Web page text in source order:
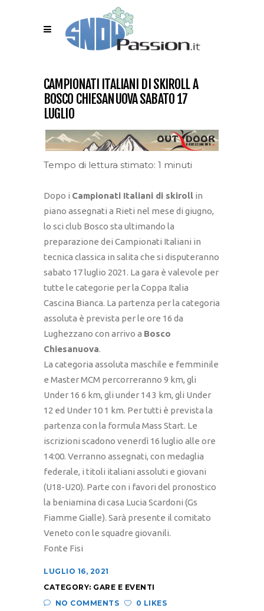
CAMPIONATI ITALIANI DI SKIROLL A
BOSCO CHIESANUOVA SABATO 17
LUGLIO
Tempo di lettura stimato: 1 minuti
Dopo i Campionati Italiani di skiroll in
piano assegnati a Rieti nel mese di giugno,
lo sci club Bosco sta ultimando la
preparazione dei Campionati Italiani in
tecnica classica in salita che si disputeranno
sabato 17 luglio 2021. La gara è valevole per
tutte le categorie per la Coppa Italia
Cascina Bianca. La partenza per la categoria
assoluta è prevista per le ore 16 da
Lughezzano con arrivo a Bosco
Chiesanuova.
La categoria assoluta maschile e femminile
e Master MCM percorreranno 9 km, gli
Under 16 6 km, gli under 14 3 km, gli Under
12 ed Under 10 1 km. Per tutti è prevista la
partenza con la formula Mass Start. Le
iscrizioni scadono venerdì 16 luglio alle ore
14:00. Verranno assegnati, con medaglia
federale, i titoli italiani assoluti e giovani
(U18-U20). Parte con i favori del pronostico
la beniamina di casa Lucia Scardoni (Gs
Fiamme Gialle). Sarà presente il comitato
Veneto con le squadre giovanili.
Fonte Fisi
LUGLIO 16, 2021
CATEGORY: GARE E EVENTI
NO COMMENTS
0 LIKES